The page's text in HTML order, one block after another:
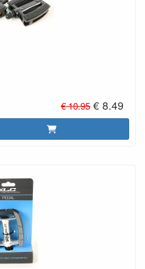
€ 10.95 € 8.49